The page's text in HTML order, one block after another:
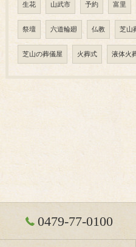
生花 山武市 予約 富里
祭壇 六道輪廻 仏教 芝山
芝山の葬儀屋 火葬式 液体火
0479-77-0100